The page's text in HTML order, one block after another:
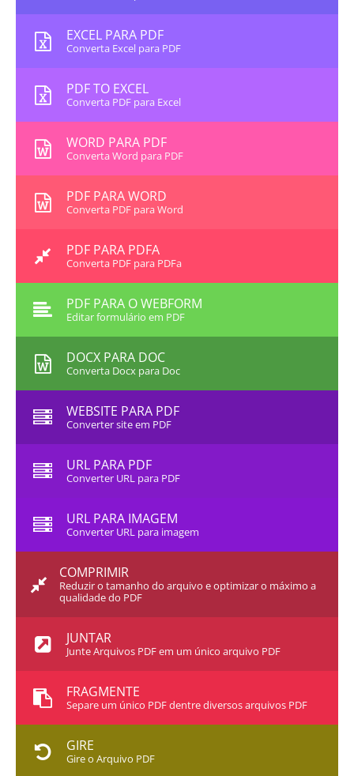
EXCEL PARA PDF
Converta Excel para PDF
PDF TO EXCEL
Converta PDF para Excel
WORD PARA PDF
Converta Word para PDF
PDF PARA WORD
Converta PDF para Word
PDF PARA PDFA
Converta PDF para PDFa
PDF PARA O WEBFORM
Editar formulário em PDF
DOCX PARA DOC
Converta Docx para Doc
WEBSITE PARA PDF
Converter site em PDF
URL PARA PDF
Converter URL para PDF
URL PARA IMAGEM
Converter URL para imagem
COMPRIMIR
Reduzir o tamanho do arquivo e optimizar o máximo a
qualidade do PDF
JUNTAR
Junte Arquivos PDF em um único arquivo PDF
FRAGMENTE
Separe um único PDF dentre diversos arquivos PDF
GIRE
Gire o Arquivo PDF